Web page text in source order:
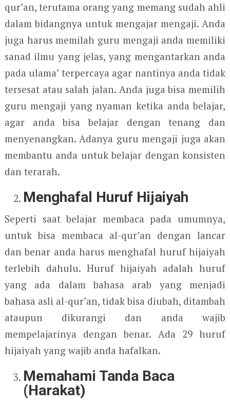
qur’an, terutama orang yang memang sudah ahli
dalam bidangnya untuk mengajar mengaji. Anda
juga harus memilah guru mengaji anda memiliki
sanad ilmu yang jelas, yang mengantarkan anda
pada ulama’ terpercaya agar nantinya anda tidak
tersesat atau salah jalan. Anda juga bisa memilih
guru mengaji yang nyaman ketika anda belajar,
agar anda bisa belajar dengan tenang dan
menyenangkan. Adanya guru mengaji juga akan
membantu anda untuk belajar dengan konsisten
dan terarah.
Menghafal Huruf Hijaiyah
Seperti saat belajar membaca pada umumnya,
untuk bisa membaca al-qur’an dengan lancar
dan benar anda harus menghafal huruf hijaiyah
terlebih dahulu. Huruf hijaiyah adalah huruf
yang ada dalam bahasa arab yang menjadi
bahasa asli al-qur’an, tidak bisa diubah, ditambah
ataupun dikurangi dan anda wajib
mempelajarinya dengan benar. Ada 29 huruf
hijaiyah yang wajib anda hafalkan.
Memahami Tanda Baca
(Harakat)